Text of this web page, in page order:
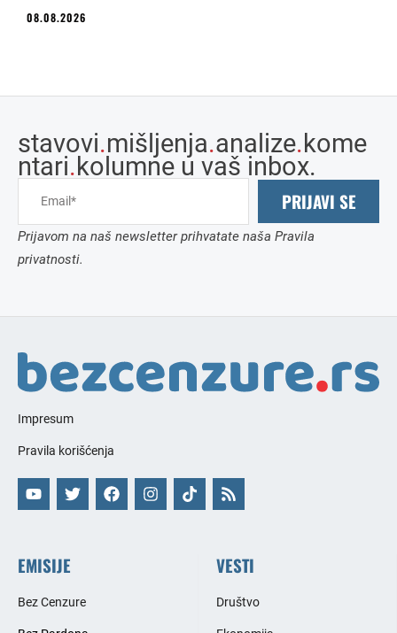
08.08.2026
stavovi.mišljenja.analize.kome
ntari.kolumne u vaš inbox.
PRIJAVI SE
Prijavom na naš newsletter prihvatate naša Pravila
privatnosti.
Impresum
Pravila korišćenja
EMISIJE
Bez Cenzure
VESTI
Društvo